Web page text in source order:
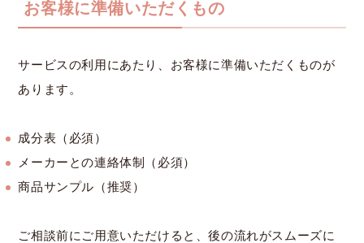
お客様に準備いただくもの
サービスの利用にあたり、お客様に準備いただくものが
あります。
成分表（必須）
メーカーとの連絡体制（必須）
商品サンプル（推奨）
ご相談前にご用意いただけると、後の流れがスムーズに